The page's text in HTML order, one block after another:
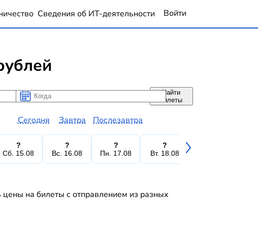
Сведения об ИТ-деятельности Войти
Когда
Когда
Сегодня Завтра Послезавтра
Найти
билеты
?
Сб. 15.08
?
Вс. 16.08
?
Пн. 17.08
?
Вт. 18.08
на билеты с отправлением из разных